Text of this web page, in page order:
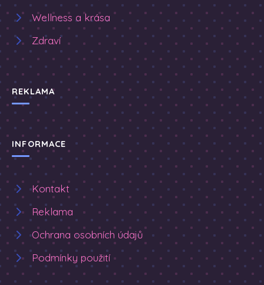
Wellness a krása
Zdraví
REKLAMA
INFORMACE
Kontakt
Reklama
Ochrana osobních údajů
Podmínky použití